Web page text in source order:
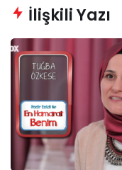
İlişkili Yazı